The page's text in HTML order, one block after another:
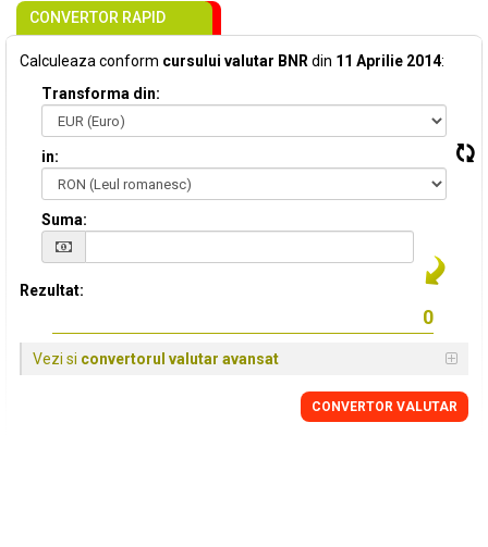
CONVERTOR RAPID
Calculeaza conform cursului valutar BNR din 11 Aprilie 2014:
Transforma din:
in:
Suma:
Rezultat:
Vezi si convertorul valutar avansat
CONVERTOR VALUTAR